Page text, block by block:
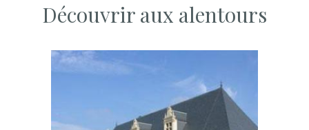
Découvrir aux alentours